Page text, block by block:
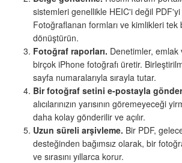
sistemleri genellikle HEIC'i değil
Fotoğraflanan formları ve kimlikleri tek
dönüştürün.
Fotoğraf raporları. Denetimler, emlak
birçok iPhone fotoğrafı üretir.
sayfa numaralarıyla sırayla tutar.
Bir fotoğraf setini e-postayla
alıcılarınızın yarısının göremeyeceği
daha kolay gönderilir ve açılır.
Uzun süreli arşivleme. Bir PDF,
desteğinden bağımsız olarak, bir
ve sırasını yıllarca korur.